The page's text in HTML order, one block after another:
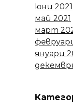
юни 2021
май 2021
март
януари